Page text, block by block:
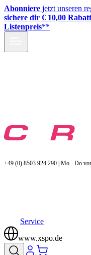
Abonniere jetzt unseren
sichere dir € 10,00
Listenpreis**
+49 (0) 8503 924 290 | Mo - Do
Service
www.xspo.de